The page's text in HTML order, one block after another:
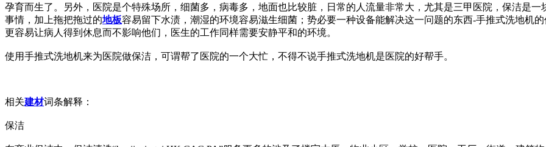
孕育而生了。另外，医院是个特殊场所，细菌多，病毒多，地面也比较脏，日常的人流量非常大，尤其是三甲医院，保洁是
事情，加上拖把拖过的地板容易留下水渍，潮湿的环境容易滋生细菌；势必要一种设备能解决这一问题的东西-手推式洗地机
更容易让病人得到休息而不影响他们，医生的工作同样需要安静平和的环境。
使用手推式洗地机来为医院做保洁，可谓帮了医院的一个大忙，不得不说手推式洗地机是医院的好帮手。
相关建材词条解释：
保洁